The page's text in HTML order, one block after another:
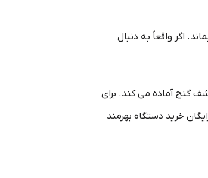
اگر واقعاً به دنبال
گنج آماده می کند. برای
خرید دستگاه بهرمند